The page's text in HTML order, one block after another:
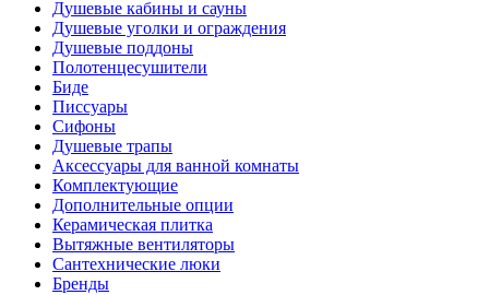
Душевые кабины и сауны
Душевые уголки и ограждения
Душевые поддоны
Полотенцесушители
Биде
Писсуары
Сифоны
Душевые трапы
Аксессуары для ванной комнаты
Комплектующие
Дополнительные опции
Керамическая плитка
Вытяжные вентиляторы
Сантехнические люки
Бренды